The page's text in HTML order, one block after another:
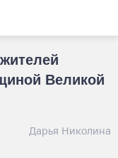
Великой
Дарья Николина